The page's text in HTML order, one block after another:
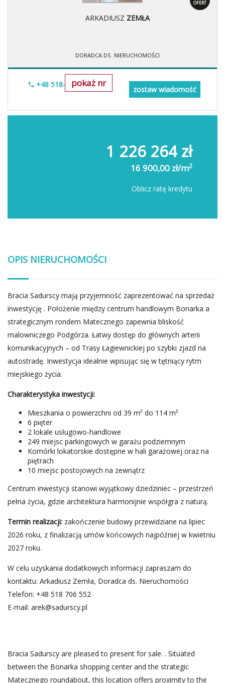
OFERT
ARKADIUSZ ZEMŁA
DORADCA DS. NIERUCHOMOŚCI
pokaż nr
+48 518-706-552
zostaw wiadomość
1 226 264 zł
16 900,00 zł/m2
Oblicz ratę kredytu
OPIS NIERUCHOMOŚCI
Bracia Sadurscy mają przyjemność zaprezentować na sprzedaż
inwestycję . Położenie między centrum handlowym Bonarka a
strategicznym rondem Matecznego zapewnia bliskość
malowniczego Podgórza. Łatwy dostęp do głównych arterii
komunikacyjnych – od Trasy Łagiewnickiej po szybki zjazd na
autostradę. Inwestycja idealnie wpisując się w tętniący rytm
miejskiego życia.
Charakterystyka inwestycji:
Mieszkania o powierzchni od 39 m² do 114 m²
6 pięter
2 lokale usługowo-handlowe
249 miejsc parkingowych w garażu podziemnym
Komórki lokatorskie dostępne w hali garażowej oraz na
piętrach
10 miejsc postojowych na zewnątrz
Centrum inwestycji stanowi wyjątkowy dziedziniec – przestrzeń
pełna życia, gdzie architektura harmonijnie współgra z naturą.
Termin realizacji: zakończenie budowy przewidziane na lipiec
2026 roku, z finalizacją umów końcowych najpóźniej w kwietniu
2027 roku.
W celu uzyskania dodatkowych informacji zapraszam do
kontaktu: Arkadiusz Zemła, Doradca ds. Nieruchomości
Telefon: +48 518 706 552
E-mail: arek@sadurscy.pl
Bracia Sadurscy are pleased to present for sale. . Situated
between the Bonarka shopping center and the strategic
Matecznego roundabout, this location offers proximity to the